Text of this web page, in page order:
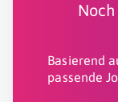
Basierend
passende